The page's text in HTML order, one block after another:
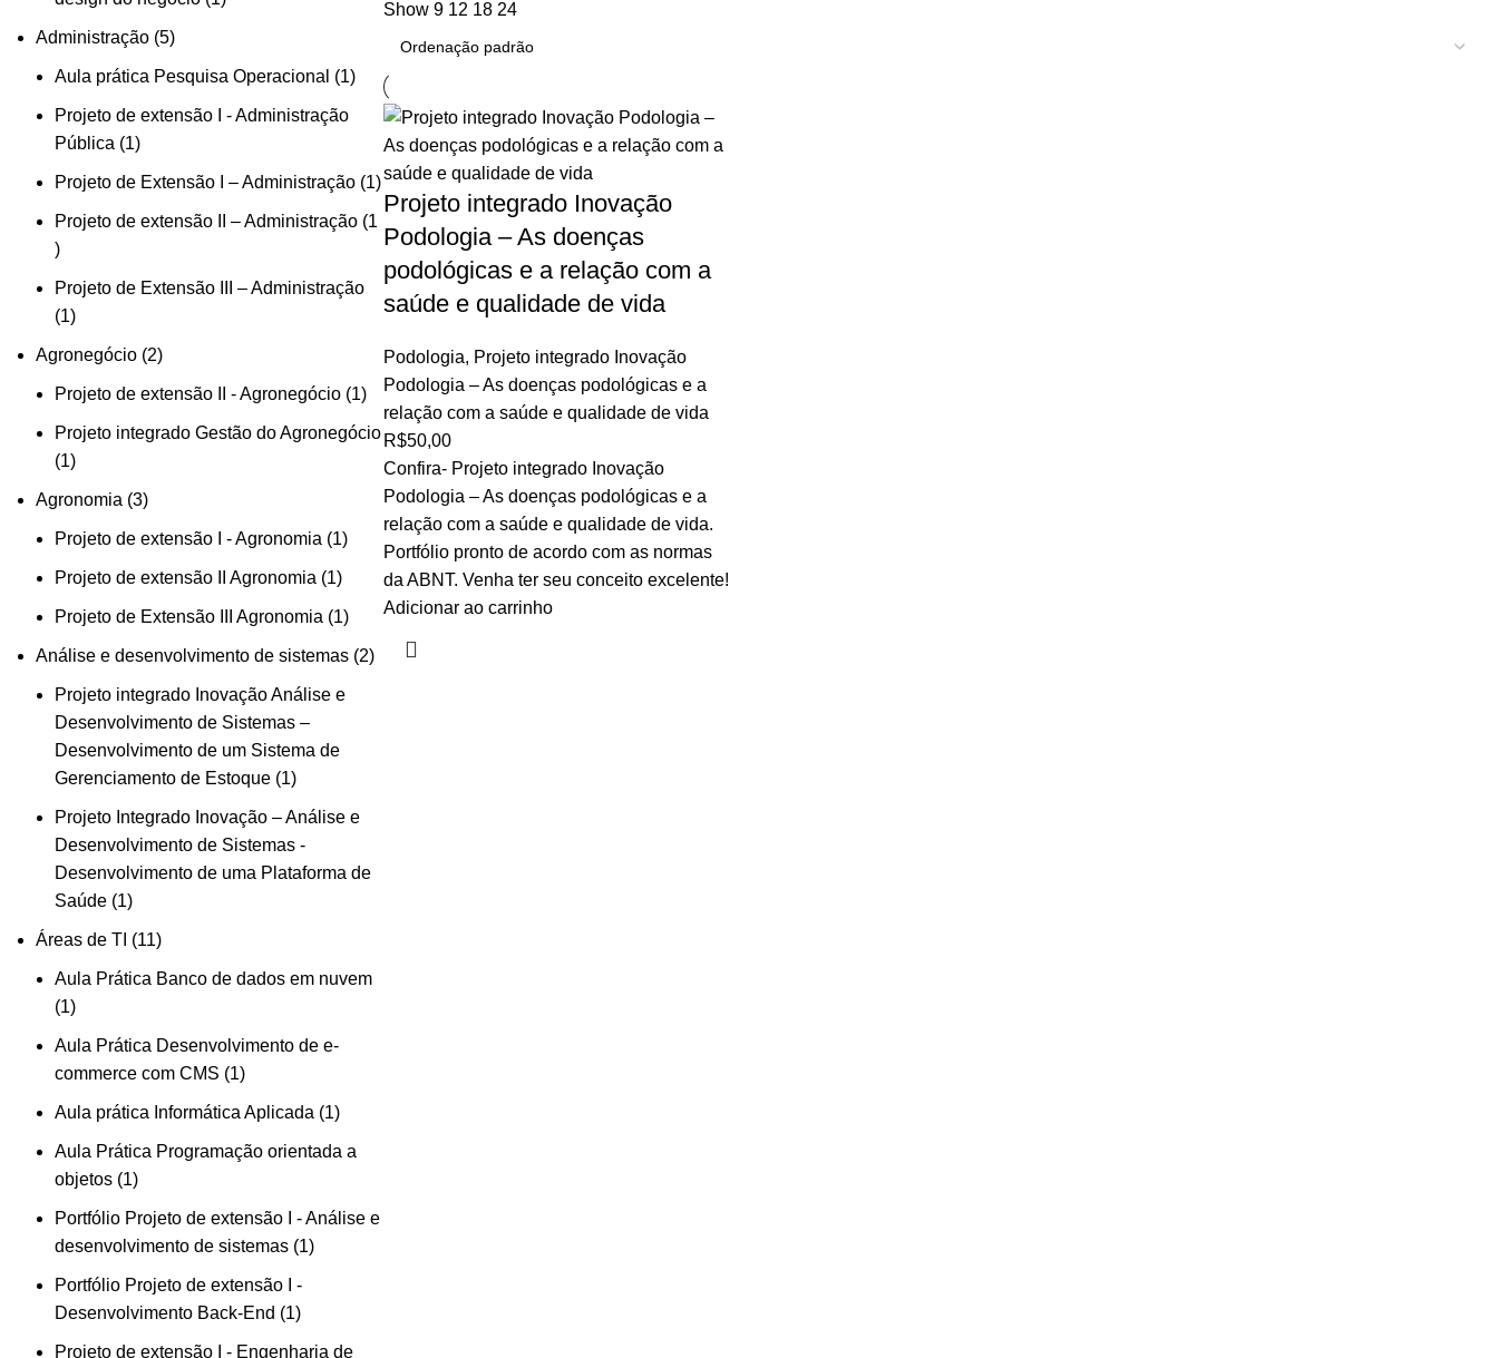
Administração 5
Aula prática Pesquisa Operacional 1
Projeto de extensão I - Administração
Pública
1
Projeto de Extensão I – Administração 1
Projeto de extensão II – Administração 1
Projeto de Extensão III – Administração
1
Agronegócio 2
Projeto de extensão II - Agronegócio 1
Projeto integrado Gestão do Agronegócio
1
Agronomia 3
Projeto de extensão I - Agronomia 1
Projeto de extensão II Agronomia 1
Projeto de Extensão III Agronomia 1
Análise e desenvolvimento de sistemas 2
Projeto integrado Inovação Análise e
Desenvolvimento de Sistemas –
Desenvolvimento de um Sistema de
Gerenciamento de Estoque 1
Projeto Integrado Inovação – Análise e
Desenvolvimento de Sistemas -
Desenvolvimento de uma Plataforma de
Saúde 1
Áreas de TI 11
Aula Prática Banco de dados em nuvem
1
Aula Prática Desenvolvimento de e-
commerce com CMS
1
Aula prática Informática Aplicada 1
Aula Prática Programação orientada a
objetos 1
Portfólio Projeto de extensão I - Análise e
desenvolvimento de sistemas 1
Portfólio Projeto de extensão I -
Desenvolvimento Back-End
1
Projeto de extensão I - Engenharia de
Show 9 12 18 24
Projeto integrado Inovação
Podologia – As doenças
podológicas e a relação com a
saúde e qualidade de vida
Podologia, Projeto integrado Inovação
Podologia – As doenças podológicas e a
relação com a saúde e qualidade de vida
R$50,00
Confira- Projeto integrado Inovação
Podologia – As doenças podológicas e a
relação com a saúde e qualidade de vida.
Portfólio pronto de acordo com as normas
da ABNT. Venha ter seu conceito excelente!
Adicionar ao carrinho